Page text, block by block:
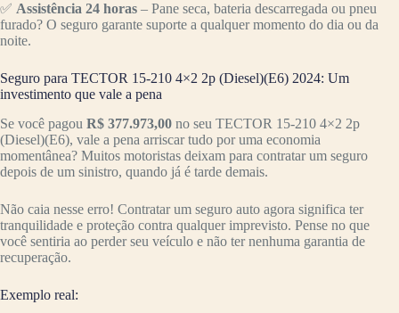
✅ Assistência 24 horas – Pane seca, bateria descarregada ou pneu
furado? O seguro garante suporte a qualquer momento do dia ou da
noite.
Seguro para TECTOR 15-210 4×2 2p (Diesel)(E6) 2024: Um
investimento que vale a pena
Se você pagou R$ 377.973,00 no seu TECTOR 15-210 4×2 2p
(Diesel)(E6), vale a pena arriscar tudo por uma economia
momentânea? Muitos motoristas deixam para contratar um seguro
depois de um sinistro, quando já é tarde demais.
Não caia nesse erro! Contratar um seguro auto agora significa ter
tranquilidade e proteção contra qualquer imprevisto. Pense no que
você sentiria ao perder seu veículo e não ter nenhuma garantia de
recuperação.
Exemplo real: